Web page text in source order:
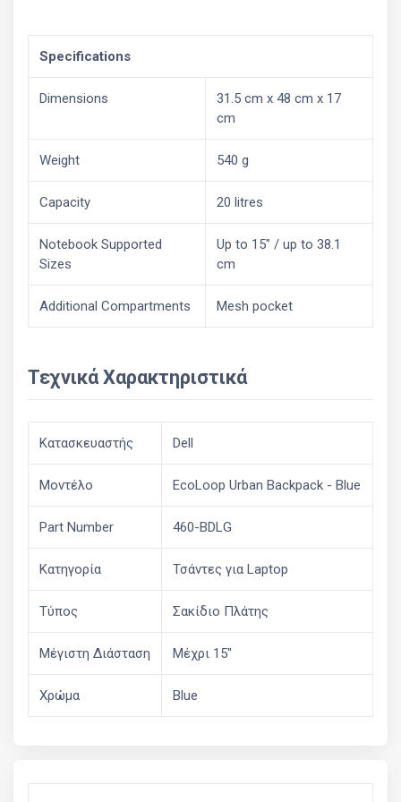
Specifications
Dimensions
31.5 cm x 48 cm x 17
cm
Weight 540 g
Capacity 20 litres
Notebook Supported
Sizes
Up to 15" / up to 38.1
cm
Additional Compartments Mesh pocket
Τεχνικά Χαρακτηριστικά
Κατασκευαστής Dell
Μοντέλο EcoLoop Urban Backpack - Blue
Part Number 460-BDLG
Κατηγορία Τσάντες για Laptop
Τύπος Σακίδιο Πλάτης
Μέγιστη Διάσταση Μέχρι 15"
Χρώμα Blue